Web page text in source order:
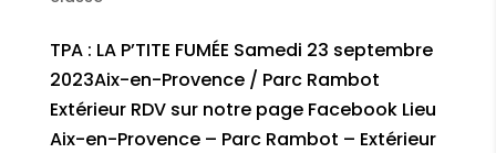
TPA : LA P’TITE FUMÉE Samedi 23 septembre
2023Aix-en-Provence / Parc Rambot
Extérieur RDV sur notre page Facebook Lieu
Aix-en-Provence – Parc Rambot – Extérieur